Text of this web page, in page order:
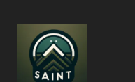
contenu